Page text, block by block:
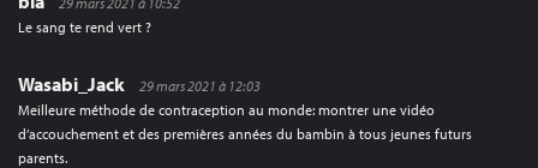
Le sang te rend vert ?
Wasabi_Jack
29 mars 2021 à 12:03
Meilleure méthode de contraception au monde: montrer une vidéo
d’accouchement et des premières années du bambin à tous jeunes futurs
parents.